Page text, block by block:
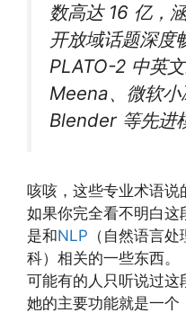
数高达 16 亿，
开放域话题深度
PLATO-2 中英
Meena、微软
Blender 等先进
咳咳，这些专业术语说
如果你完全看不明白这
是和NLP （自然语言
科）相关的一些东西。
可能有的人只听说过
她的主要功能就是一个